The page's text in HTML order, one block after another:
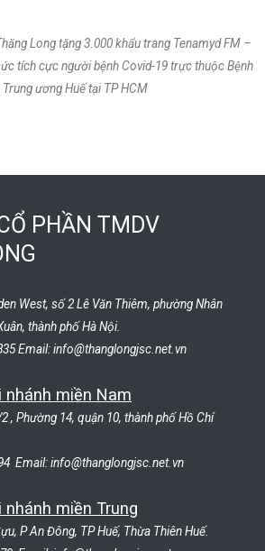
Long tặng 3.000 khẩu trang Tenamyd FM –
tích cực người bệnh Covid-19 trực thuộc Bệnh
Trung ương Huế tại TP HCM
PHẦN TMDV
West, số 2 Lê Văn Thiêm, phường Nhân
thành phố Hà Nội.
Email: info@thanglongjsc.net.vn
nhánh miền Nam
, Phường 14, quận 10, thành phố Hồ Chí
Email: info@thanglongjsc.net.vn
miền Trung
P An Đông, TP Huế, Thừa Thiên Huế.